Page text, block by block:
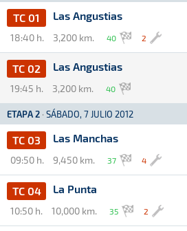
TC 01 Las Angustias
18:40 h. 3,200 km. 40 2
TC 02 Las Angustias
19:45 h. 3,200 km. 40
ETAPA 2 · SÁBADO, 7 JULIO 2012
TC 03 Las Manchas
09:50 h. 9,450 km. 37 4
TC 04 La Punta
10:50 h. 10,000 km. 35 2